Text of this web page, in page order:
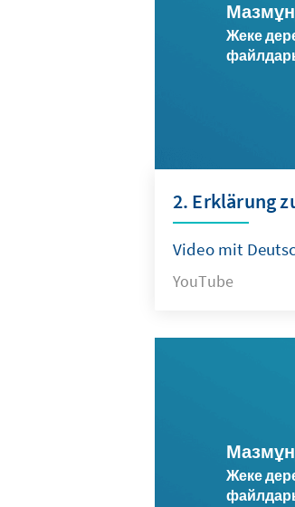
Жеке
2. Erklärung
Video mit
YouTube
Жеке